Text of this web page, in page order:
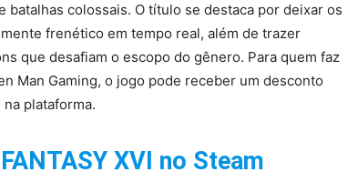
batalhas colossais. O título se destaca por deixar os
frenético em tempo real, além de trazer
que desafiam o escopo do gênero. Para quem faz
Man Gaming, o jogo pode receber um desconto
plataforma.
XVI no Steam